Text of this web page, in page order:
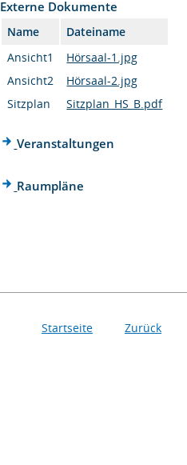
Externe Dokumente
Name
Dateiname
Ansicht1
Hörsaal-1.jpg
Ansicht2
Hörsaal-2.jpg
Sitzplan
Sitzplan_HS_B.pdf
Veranstaltungen
Raumpläne
Startseite Zurück